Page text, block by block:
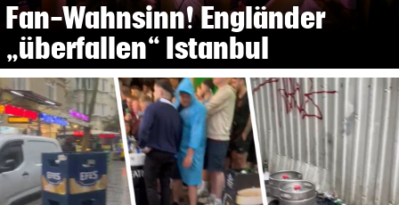
Fan-Wahnsinn! Engländer
„überfallen“ Istanbul